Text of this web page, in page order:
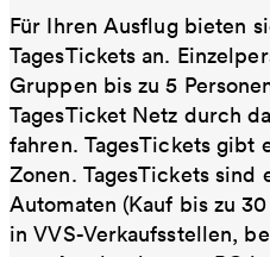
Für Ihren Ausflug bieten
TagesTickets an.
Gruppen bis zu 5
TagesTicket Netz durch
fahren. TagesTickets gibt
Zonen. TagesTickets sind
Automaten (Kauf bis zu
in VVS-Verkaufsstellen,